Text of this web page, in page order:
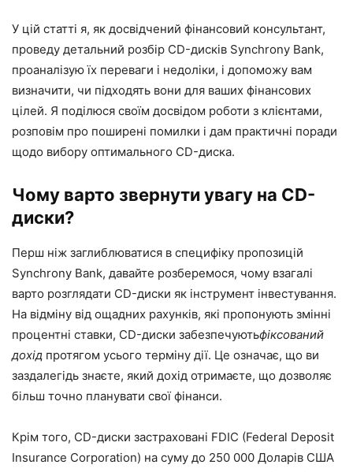
У цій статті я, як досвідчений фінансовий консультант,
проведу детальний розбір CD-дисків Synchrony Bank,
проаналізую їх переваги і недоліки, і допоможу вам
визначити, чи підходять вони для ваших фінансових
цілей. Я поділюся своїм досвідом роботи з клієнтами,
розповім про поширені помилки і дам практичні поради
щодо вибору оптимального CD-диска.
Чому варто звернути увагу на CD-
диски?
Перш ніж заглиблюватися в специфіку пропозицій
Synchrony Bank, давайте розберемося, чому взагалі
варто розглядати CD-диски як інструмент інвестування.
На відміну від ощадних рахунків, які пропонують змінні
процентні ставки, CD-диски забезпечуютьфіксований
дохід протягом усього терміну дії. Це означає, що ви
заздалегідь знаєте, який дохід отримаєте, що дозволяє
більш точно планувати свої фінанси.
Крім того, CD-диски застраховані FDIC (Federal Deposit
Insurance Corporation) на суму до 250 000 Доларів США